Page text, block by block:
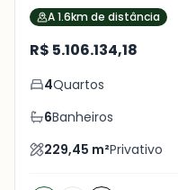
A 1.6km de distância
R$ 5.106.134,18
4Quartos
6Banheiros
229,45 m²Privativo